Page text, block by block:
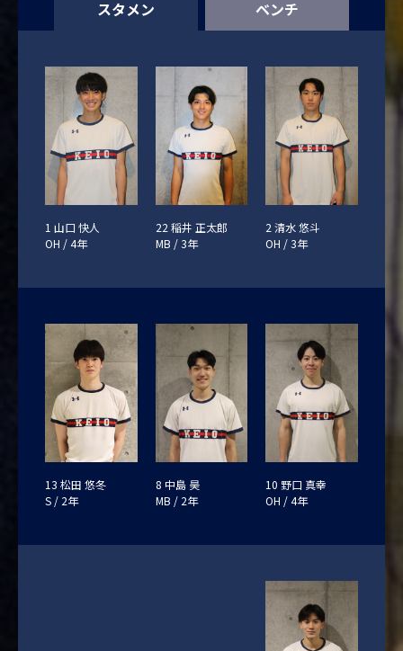
スタメン ベンチ
1 山口 快人
OH / 4年
22 稲井 正太郎
MB / 3年
2 清水 悠斗
OH / 3年
13 松田 悠冬
S / 2年
8 中島 昊
MB / 2年
10 野口 真幸
OH / 4年